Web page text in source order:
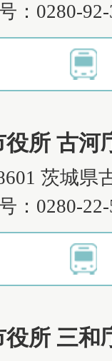
：0280-
役所 古河
茨城県
：0280-
役所 三和